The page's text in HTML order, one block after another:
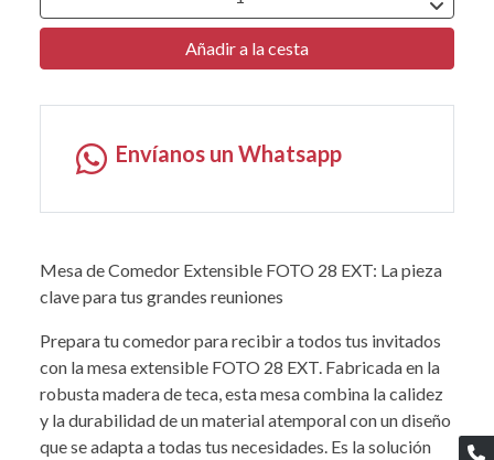
Añadir a la cesta
Envíanos un Whatsapp
Mesa de Comedor Extensible FOTO 28 EXT: La pieza
clave para tus grandes reuniones
Prepara tu comedor para recibir a todos tus invitados
con la mesa extensible FOTO 28 EXT. Fabricada en la
robusta madera de teca, esta mesa combina la calidez
y la durabilidad de un material atemporal con un diseño
que se adapta a todas tus necesidades. Es la solución